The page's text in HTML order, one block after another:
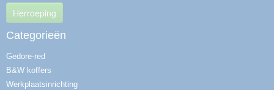
Herroeping
Categorieën
Gedore-red
B&W koffers
Werkplaatsinrichting